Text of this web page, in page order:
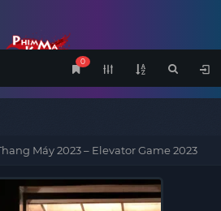
0
Máy 2023 – Elevator Game 2023